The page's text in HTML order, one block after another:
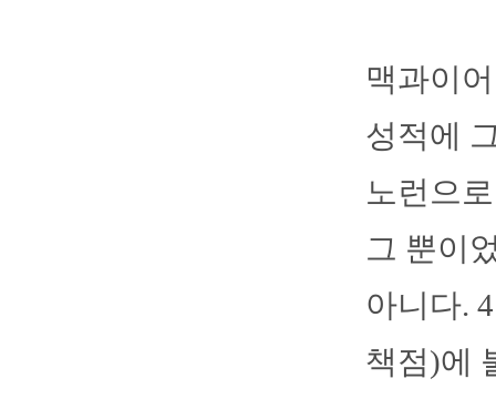
맥과이
성적에
노런으
그 뿐이
아니다.
책점)에